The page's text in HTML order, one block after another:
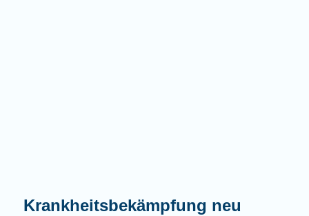
Krankheitsbekämpfung neu